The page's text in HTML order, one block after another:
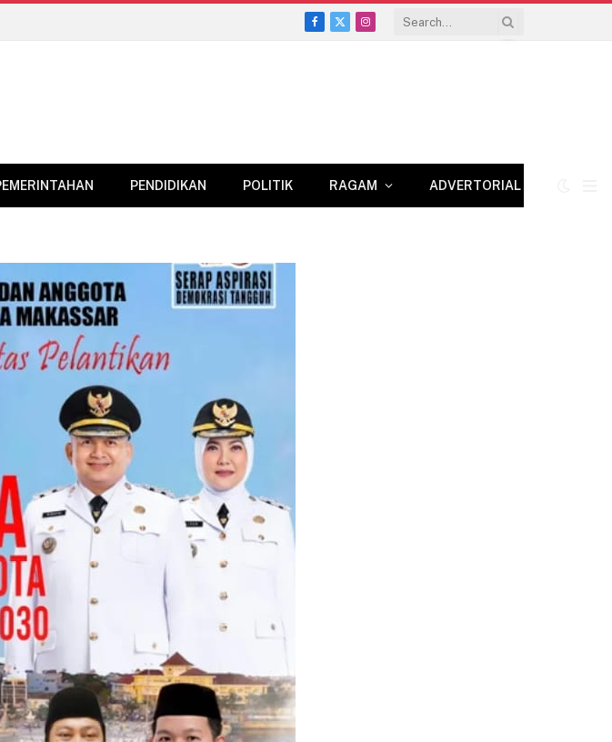
Facebook
X
Instagram
PENDIDIKAN POLITIK RAGAM ADVERTORIAL